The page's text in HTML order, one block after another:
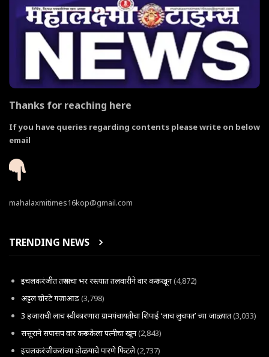
Thanks for reaching here
If you have queries regarding contents please write on below
email
mahalaxmitimes16kop@gmail.com
TRENDING NEWS
इचलकरंजीत तरूणाचा भर रस्त्यात तलवारीने वार करून खून(4,872)
अट्टल चोरटे गजाआड(3,798)
3 हजाराची लाच स्वीकारणारा ग्रामपंचायतीचा शिपाई ‘लाच लुचपत’ च्या जाळ्यात(3,033)
सत्तूराने सपासप वार करून केला पत्नीचा खून(2,843)
इचलकरंजीकरांच्या डोळयाचे पारणे फिटले(2,737)